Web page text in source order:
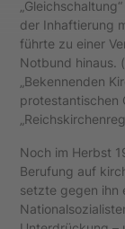
der Inhaftierung
führte zu einer
Notbund hinaus.
„Bekennenden
protestantischen
Noch im Herbst
Berufung auf
setzte gegen ihn